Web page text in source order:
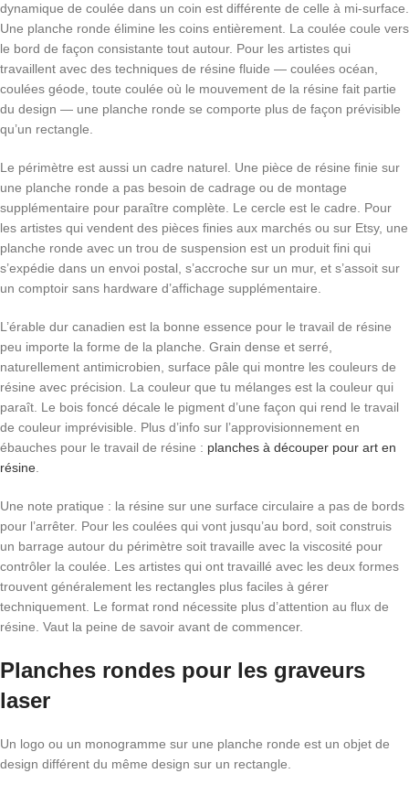
dynamique de coulée dans un coin est différente de celle à mi-surface.
Une planche ronde élimine les coins entièrement. La coulée coule vers
le bord de façon consistante tout autour. Pour les artistes qui
travaillent avec des techniques de résine fluide — coulées océan,
coulées géode, toute coulée où le mouvement de la résine fait partie
du design — une planche ronde se comporte plus de façon prévisible
qu’un rectangle.
Le périmètre est aussi un cadre naturel. Une pièce de résine finie sur
une planche ronde a pas besoin de cadrage ou de montage
supplémentaire pour paraître complète. Le cercle est le cadre. Pour
les artistes qui vendent des pièces finies aux marchés ou sur Etsy, une
planche ronde avec un trou de suspension est un produit fini qui
s’expédie dans un envoi postal, s’accroche sur un mur, et s’assoit sur
un comptoir sans hardware d’affichage supplémentaire.
L’érable dur canadien est la bonne essence pour le travail de résine
peu importe la forme de la planche. Grain dense et serré,
naturellement antimicrobien, surface pâle qui montre les couleurs de
résine avec précision. La couleur que tu mélanges est la couleur qui
paraît. Le bois foncé décale le pigment d’une façon qui rend le travail
de couleur imprévisible. Plus d’info sur l’approvisionnement en
ébauches pour le travail de résine : planches à découper pour art en
résine
Une note pratique : la résine sur une surface circulaire a pas de bords
pour l’arrêter. Pour les coulées qui vont jusqu’au bord, soit construis
un barrage autour du périmètre soit travaille avec la viscosité pour
contrôler la coulée. Les artistes qui ont travaillé avec les deux formes
trouvent généralement les rectangles plus faciles à gérer
techniquement. Le format rond nécessite plus d’attention au flux de
résine. Vaut la peine de savoir avant de commencer.
Planches rondes pour les graveurs
laser
Un logo ou un monogramme sur une planche ronde est un objet de
design différent du même design sur un rectangle.